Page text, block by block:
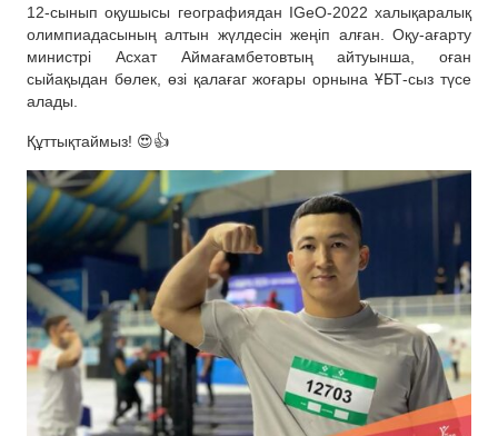
12-сынып оқушысы географиядан IGeO-2022 халықаралық
олимпиадасының алтын жүлдесін жеңіп алған. Оқу-ағарту
министрі Асхат Аймағамбетовтың айтуынша, оған
сыйақыдан бөлек, өзі қалағаг жоғары орнына ҰБТ-сыз түсе
алады.
Құттықтаймыз! 😍👍